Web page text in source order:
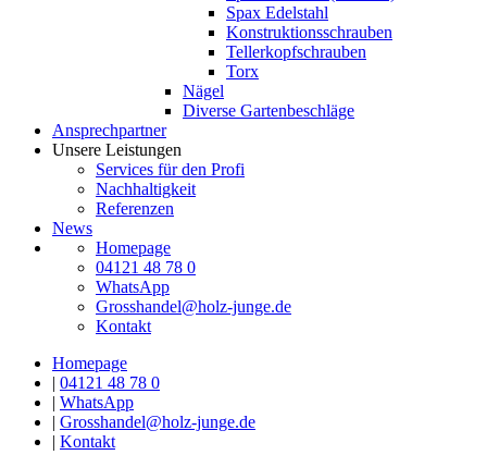
Spax Edelstahl
Konstruktionsschrauben
Tellerkopfschrauben
Torx
Nägel
Diverse Gartenbeschläge
Ansprechpartner
Unsere Leistungen
Services für den Profi
Nachhaltigkeit
Referenzen
News
Homepage
04121 48 78 0
WhatsApp
Grosshandel@holz-junge.de
Kontakt
Homepage
| 04121 48 78 0
| WhatsApp
| Grosshandel@holz-junge.de
| Kontakt